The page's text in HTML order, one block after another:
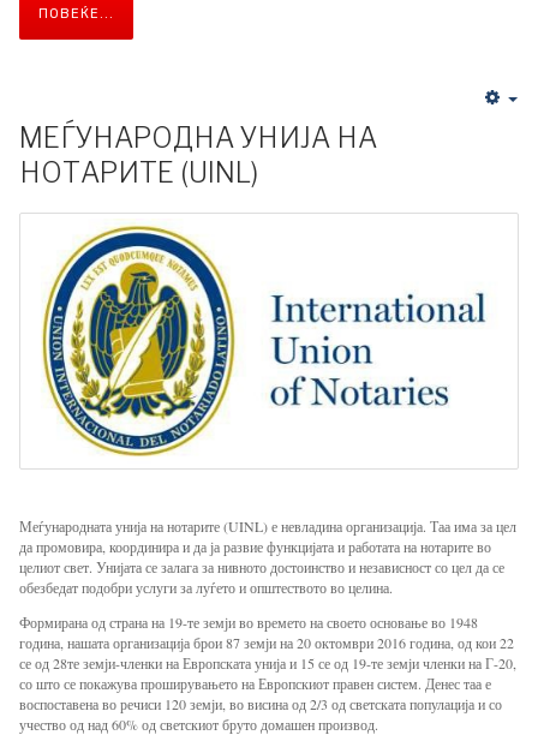
ПОВЕЌЕ...
МЕЃУНАРОДНА УНИЈА НА
НОТАРИТЕ (UINL)
Меѓународната унија на нотарите (UINL) е невладина организација. Таа има за цел
да промовира, координира и да ја развие функцијата и работата на нотарите во
целиот свет. Унијата се залага за нивното достоинство и независност со цел да се
обезбедат подобри услуги за луѓето и општеството во целина.
Формирана од страна на 19-те земји во времето на своето основање во 1948
година, нашата организација брои 87 земји на 20 октомври 2016 година, од кои 22
се од 28те земји-членки на Европската унија и 15 се од 19-те земји членки на Г-20,
со што се покажува проширувањето на Европскиот правен систем. Денес таа е
воспоставена во речиси 120 земји, во висина од 2/3 од светската популација и со
учество од над 60% од светскиот бруто домашен производ.